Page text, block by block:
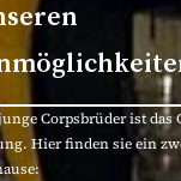
Corpsbrüder ist das
Hier finden sie ein